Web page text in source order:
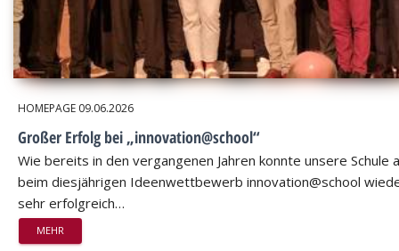
HOMEPAGE 09.06.2026
Großer Erfolg bei „innovation@school“
Wie bereits in den vergangenen Jahren konnte unsere Schule
beim diesjährigen Ideenwettbewerb innovation@school
sehr erfolgreich…
MEHR